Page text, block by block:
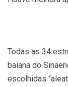
Todas as 34
baiana do
escolhidas